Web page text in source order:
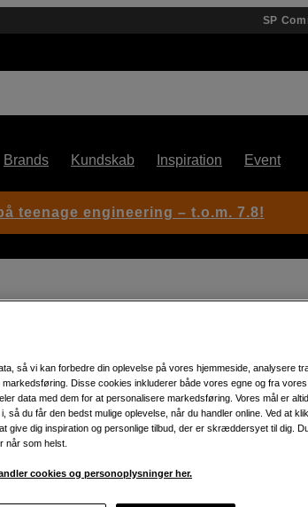
SP
Brands Kundskab Inspiration Event
sp.tech Accessory Pack M
Opbevaring af
små gadgets
teenage engineering – t.o.m. 7.8!
så vi kan forbedre din oplevelse på vores hjemmeside, analysere
markedsføring. Disse cookies inkluderer både vores egne og fra
data med dem for at personalisere markedsføring. Vores mål er
så du får den bedst mulige oplevelse, når du handler online. Ved at
give dig inspiration og personlige tilbud, der er skræddersyet til dig.
når som helst.
cookies og personoplysninger her.